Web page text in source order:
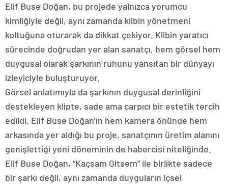
Elif Buse Doğan, bu projede yalnızca yorumcu
kimliğiyle değil, aynı zamanda klibin yönetmeni
koltuğuna oturarak da dikkat çekiyor. Klibin yaratıcı
sürecinde doğrudan yer alan sanatçı, hem görsel hem
duygusal olarak şarkının ruhunu yansıtan bir dünyayı
izleyiciyle buluşturuyor.
Görsel anlatımıyla da şarkının duygusal derinliğini
destekleyen klipte, sade ama çarpıcı bir estetik tercih
edildi. Elif Buse Doğan’ın hem kamera önünde hem
arkasında yer aldığı bu proje, sanatçının üretim alanını
genişlettiği yeni döneminin de habercisi niteliğinde.
Elif Buse Doğan, “Kaçsam Gitsem” ile birlikte sadece
bir şarkı değil, aynı zamanda duyguların içsel